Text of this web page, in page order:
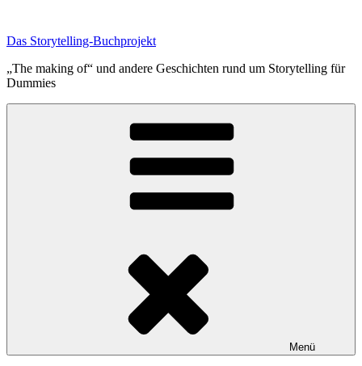
springen
Das Storytelling-Buchprojekt
„The making of“ und andere Geschichten rund um Storytelling für
Dummies
Menü